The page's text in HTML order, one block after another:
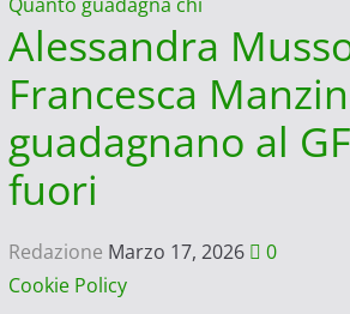
Alessandra
Francesca
guadagnano al
fuori
Redazione Marzo 17, 2026
0
Cookie Policy